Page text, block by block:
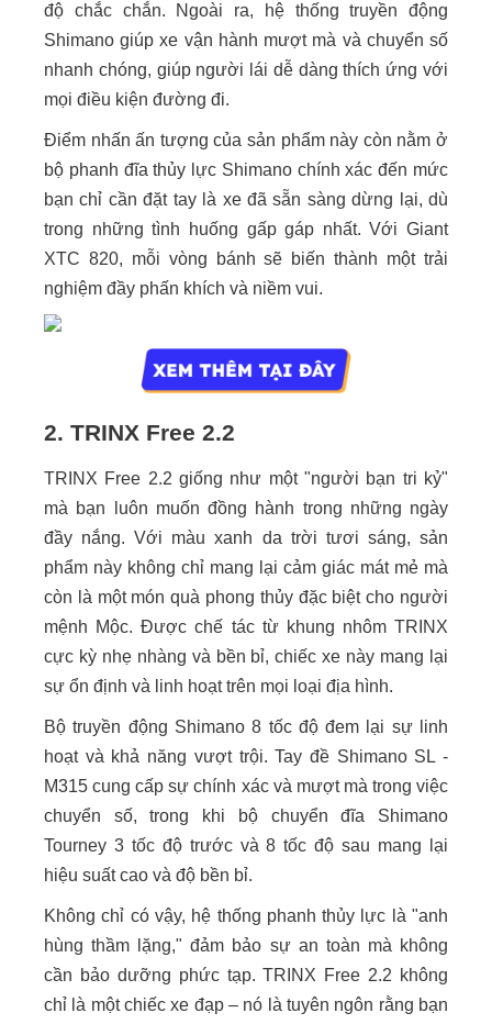
độ chắc chắn. Ngoài ra, hệ thống truyền động
Shimano giúp xe vận hành mượt mà và chuyển số
nhanh chóng, giúp người lái dễ dàng thích ứng với
mọi điều kiện đường đi.
Điểm nhấn ấn tượng của sản phẩm này còn nằm ở
bộ phanh đĩa thủy lực Shimano chính xác đến mức
bạn chỉ cần đặt tay là xe đã sẵn sàng dừng lại, dù
trong những tình huống gấp gáp nhất. Với Giant
XTC 820, mỗi vòng bánh sẽ biến thành một trải
nghiệm đầy phấn khích và niềm vui.
2. TRINX Free 2.2
TRINX Free 2.2 giống như một "người bạn tri kỷ"
mà bạn luôn muốn đồng hành trong những ngày
đầy nắng. Với màu xanh da trời tươi sáng, sản
phẩm này không chỉ mang lại cảm giác mát mẻ mà
còn là một món quà phong thủy đặc biệt cho người
mệnh Mộc. Được chế tác từ khung nhôm TRINX
cực kỳ nhẹ nhàng và bền bỉ, chiếc xe này mang lại
sự ổn định và linh hoạt trên mọi loại địa hình.
Bộ truyền động Shimano 8 tốc độ đem lại sự linh
hoạt và khả năng vượt trội. Tay đề Shimano SL -
M315 cung cấp sự chính xác và mượt mà trong việc
chuyển số, trong khi bộ chuyển đĩa Shimano
Tourney 3 tốc độ trước và 8 tốc độ sau mang lại
hiệu suất cao và độ bền bỉ.
Không chỉ có vậy, hệ thống phanh thủy lực là "anh
hùng thầm lặng," đảm bảo sự an toàn mà không
cần bảo dưỡng phức tạp. TRINX Free 2.2 không
chỉ là một chiếc xe đạp – nó là tuyên ngôn rằng bạn